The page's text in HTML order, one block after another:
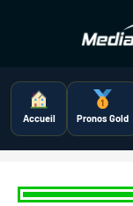
Accueil Pronos Gold